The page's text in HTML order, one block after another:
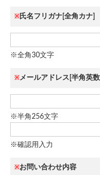
※ 氏名フリガナ[全角カナ]
※全角30文字
※メールアドレス[半角英数
※半角256文字
※確認用入力
※お問い合わせ内容